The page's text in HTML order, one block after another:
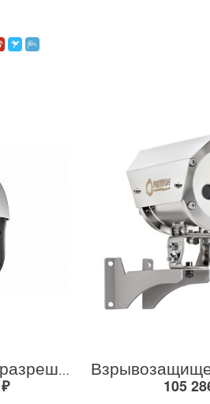
IP-камера с 2Мп разрешением DS-2DE4225IW-DE(S5)
105